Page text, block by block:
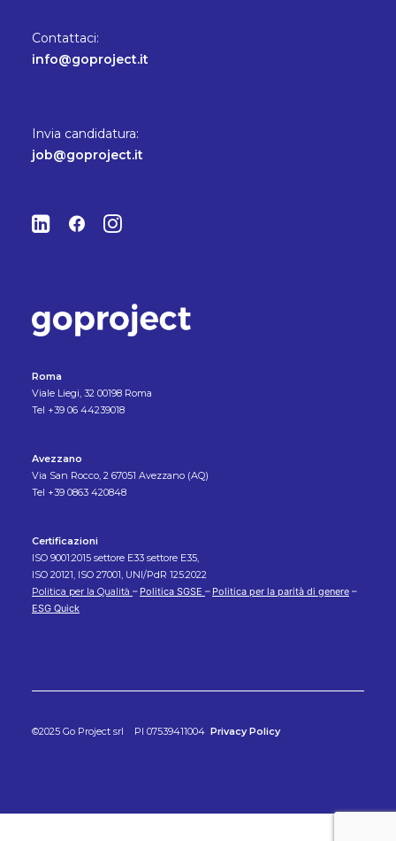
Contattaci:
info@goproject.it
Invia candidatura:
job@goproject.it
Roma
Viale Liegi, 32 00198 Roma
Tel +39 06 44239018
Avezzano
Via San Rocco, 2 67051 Avezzano (AQ)
Tel +39 0863 420848
Certificazioni
ISO 9001:2015 settore E33 settore E35,
ISO 20121, ISO 27001, UNI/PdR 125:2022
Politica per la Qualità – Politica SGSE – Politica per la parità di genere –
ESG Quick
©2025 Go Project srl PI 07539411004 Privacy Policy